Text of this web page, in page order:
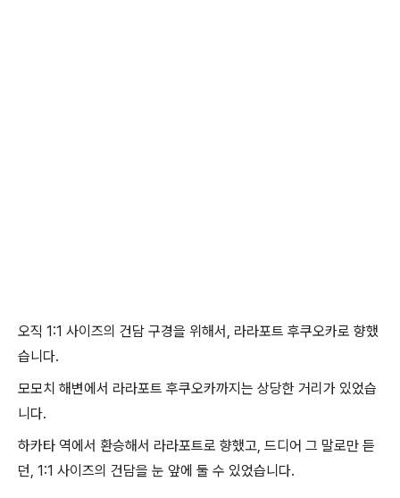
오직 1:1 사이즈의 건담 구경을 위해서, 라라포트 후쿠오카로 향했
습니다.
모모치 해변에서 라라포트 후쿠오카까지는 상당한 거리가 있었습
니다.
하카타 역에서 환승해서 라라포트로 향했고, 드디어 그 말로만 듣
던, 1:1 사이즈의 건담을 눈 앞에 둘 수 있었습니다.